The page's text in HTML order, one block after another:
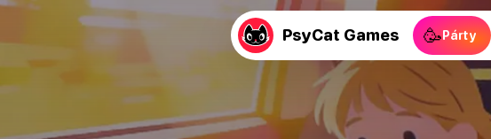
PsyCat Games 🥳Párty